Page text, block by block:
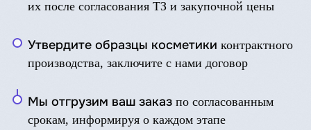
их после согласования ТЗ и закупочной цены
Утвердите образцы косметики контрактного
производства, заключите с нами договор
Мы отгрузим ваш заказ по согласованным
срокам, информируя о каждом этапе